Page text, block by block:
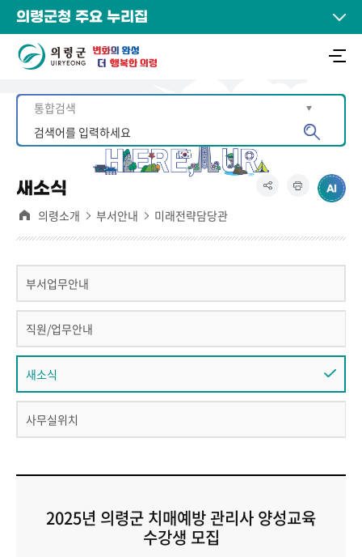
의령군청 주요 누리집
새소식
의령소개 부서안내 미래전략담당관
부서업무안내
직원/업무안내
새소식
사무실위치
2025년 의령군 치매예방 관리사 양성교육
수강생 모집